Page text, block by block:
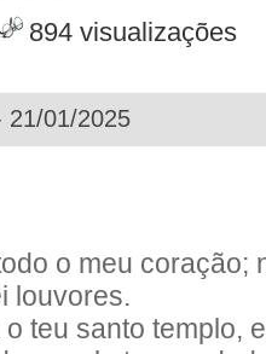
894 visualizações
21/01/2025
o meu coração;
louvores.
teu santo templo,